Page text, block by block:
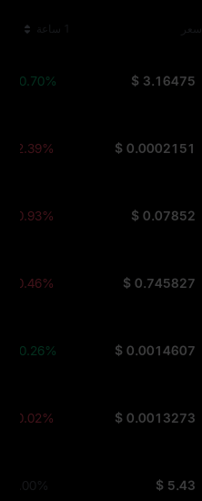
سعر 1 ساعة
$ 3.16475
+0.70%
$ 0.0002151
-2.39%
$ 0.07852
-0.93%
$ 0.745827
-0.46%
$ 0.0014607
+0.26%
$ 0.0013273
-0.02%
$ 5.43
0.00%